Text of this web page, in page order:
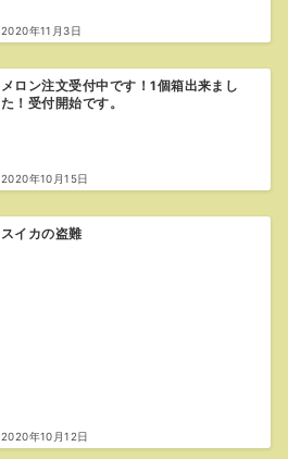
2020年11月3日
メロン注文受付中です！1個箱出来まし
た！受付開始です。
2020年10月15日
スイカの盗難
2020年10月12日